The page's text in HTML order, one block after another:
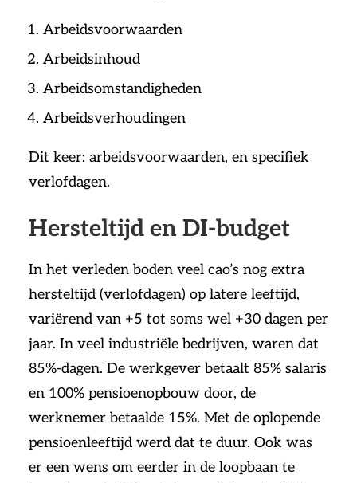
Arbeidsvoorwaarden
Arbeidsinhoud
Arbeidsomstandigheden
Arbeidsverhoudingen
Dit keer: arbeidsvoorwaarden, en specifiek
verlofdagen.
Hersteltijd en DI-budget
In het verleden boden veel cao’s nog extra
hersteltijd (verlofdagen) op latere leeftijd,
variërend van +5 tot soms wel +30 dagen per
jaar. In veel industriële bedrijven, waren dat
85%-dagen. De werkgever betaalt 85% salaris
en 100% pensioenopbouw door, de
werknemer betaalde 15%. Met de oplopende
pensioenleeftijd werd dat te duur. Ook was
er een wens om eerder in de loopbaan te